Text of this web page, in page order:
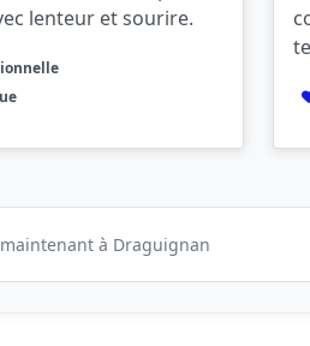
lenteur et sourire.
à Draguignan